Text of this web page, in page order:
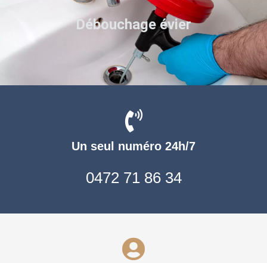
Un seul numéro 24h/7
0472 71 86 34
Débouchage évier